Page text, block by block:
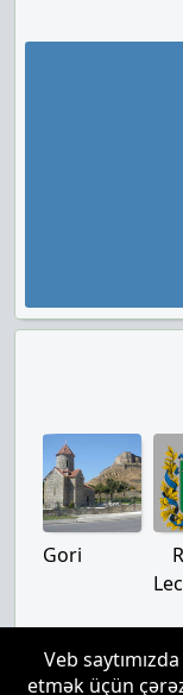
Gori
Bizim
Veb
etmək üçün